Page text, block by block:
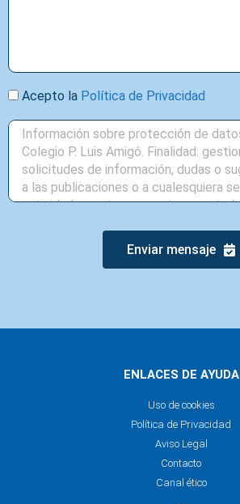
Acepto la Política de Privacidad
Enviar mensaje
ENLACES DE AYUDA
Uso de cookies
Política de Privacidad
Aviso Legal
Contacto
Canal ético